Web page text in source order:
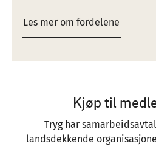
Les mer om fordelene
Kjøp til
Tryg har
landsdekkende